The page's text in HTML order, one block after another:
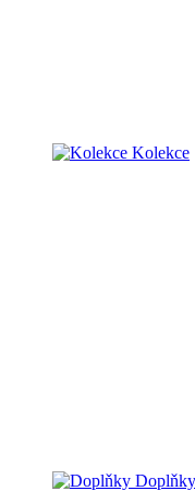
Kolekce
Doplňky